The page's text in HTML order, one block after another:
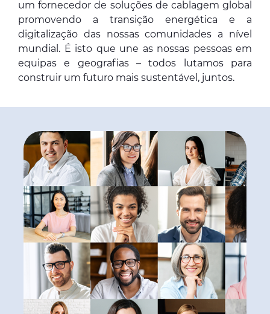
um fornecedor de soluções de cablagem global
promovendo a transição energética e a
digitalização das nossas comunidades a nível
mundial. É isto que une as nossas pessoas em
equipas e geografias – todos lutamos para
construir um futuro mais sustentável, juntos.